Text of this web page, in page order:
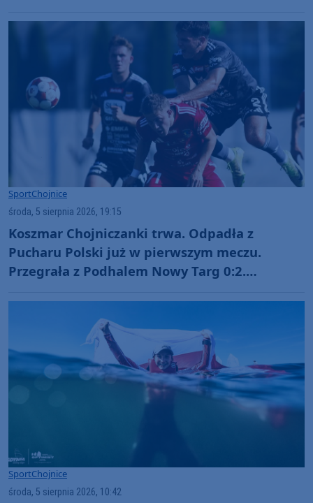
SportChojnice
środa, 5 sierpnia 2026, 19:15
Koszmar Chojniczanki trwa. Odpadła z
Pucharu Polski już w pierwszym meczu.
Przegrała z Podhalem Nowy Targ 0:2.
SportChojnice
środa, 5 sierpnia 2026, 10:42